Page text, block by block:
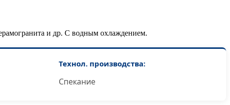
и др. С водным охлаждением.
Технол. производства:
Спекание